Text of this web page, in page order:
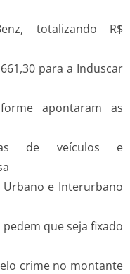
totalizando R$
para a Induscar
apontaram as
de veículos e
e Interurbano
que seja fixado
crime no montante